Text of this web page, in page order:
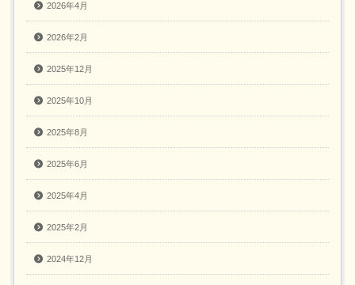
2026年4月
2026年2月
2025年12月
2025年10月
2025年8月
2025年6月
2025年4月
2025年2月
2024年12月